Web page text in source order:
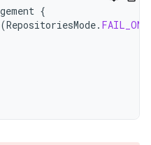
{
(RepositoriesMode.